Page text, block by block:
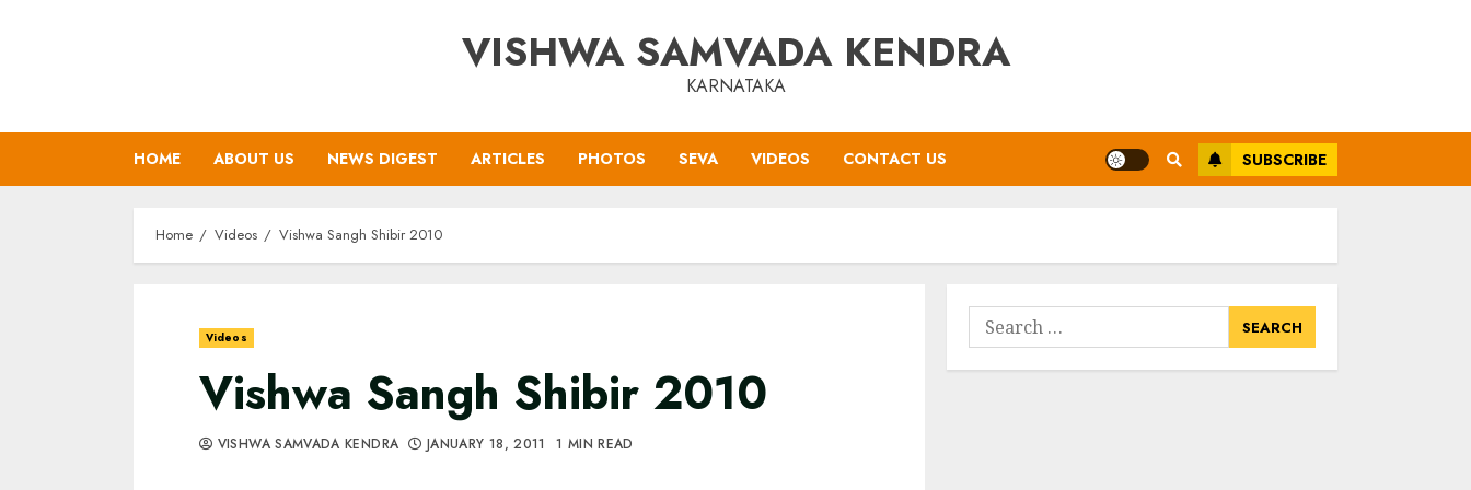
VISHWA SAMVADA KENDRA
KARNATAKA
HOME ABOUT US NEWS DIGEST ARTICLES PHOTOS SEVA VIDEOS CONTACT US SUBSCRIBE
Home Videos Vishwa Sangh Shibir 2010
Videos
Vishwa Sangh Shibir 2010
VISHWA SAMVADA KENDRA JANUARY 18, 2011 1 MIN READ
Search
for: